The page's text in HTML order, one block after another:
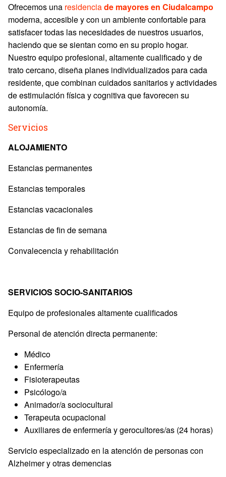
Ofrecemos una residenciade mayores en Ciudalcampo
moderna, accesible y con un ambiente confortable para
satisfacer todas las necesidades de nuestros usuarios,
haciendo que se sientan como en su propio hogar.
Nuestro equipo profesional, altamente cualificado y de
trato cercano, diseña planes individualizados para cada
residente, que combinan cuidados sanitarios y actividades
de estimulación física y cognitiva que favorecen su
autonomía.
Servicios
ALOJAMIENTO
Estancias permanentes
Estancias temporales
Estancias vacacionales
Estancias de fin de semana
Convalecencia y rehabilitación
SERVICIOS SOCIO-SANITARIOS
Equipo de profesionales altamente cualificados
Personal de atención directa permanente:
Médico
Enfermería
Fisioterapeutas
Psicólogo/a
Animador/a sociocultural
Terapeuta ocupacional
Auxiliares de enfermería y gerocultores/as (24 horas)
Servicio especializado en la atención de personas con
Alzheimer y otras demencias